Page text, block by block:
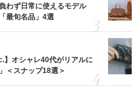
わず日常に使えるモデル
最旬名品」4選
】オシャレ40代がリアルに
＜スナップ18選＞